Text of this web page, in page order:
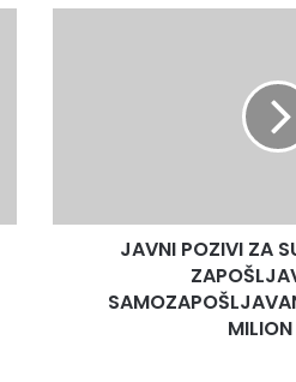
FBiH
JAVNI POZIVI ZA